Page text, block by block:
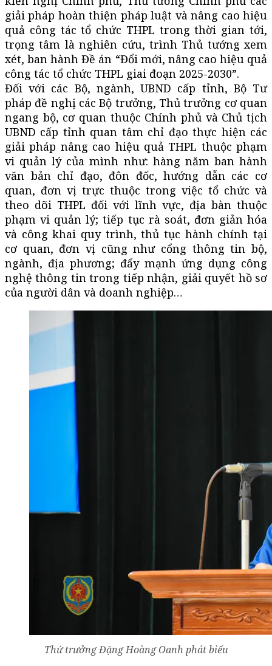
giải pháp hoàn thiện pháp luật và nâng cao hiệu
quả công tác tổ chức THPL trong thời gian tới,
trọng tâm là nghiên cứu, trình Thủ tướng xem
xét, ban hành Đề án “Đổi mới, nâng cao hiệu quả
công tác tổ chức THPL giai đoạn 2025-2030”.
Đối với các Bộ, ngành, UBND cấp tỉnh, Bộ Tư
pháp đề nghị các Bộ trưởng, Thủ trưởng cơ quan
ngang bộ, cơ quan thuộc Chính phủ và Chủ tịch
UBND cấp tỉnh quan tâm chỉ đạo thực hiện các
giải pháp nâng cao hiệu quả THPL thuộc phạm
vi quản lý của mình như: hàng năm ban hành
văn bản chỉ đạo, đôn đốc, hướng dẫn các cơ
quan, đơn vị trực thuộc trong việc tổ chức và
theo dõi THPL đối với lĩnh vực, địa bàn thuộc
phạm vi quản lý; tiếp tục rà soát, đơn giản hóa
và công khai quy trình, thủ tục hành chính tại
cơ quan, đơn vị cũng như cổng thông tin bộ,
ngành, địa phương; đẩy mạnh ứng dụng công
nghệ thông tin trong tiếp nhận, giải quyết hồ sơ
của người dân và doanh nghiệp…
Thứ trưởng Đặng Hoàng Oanh phát biểu